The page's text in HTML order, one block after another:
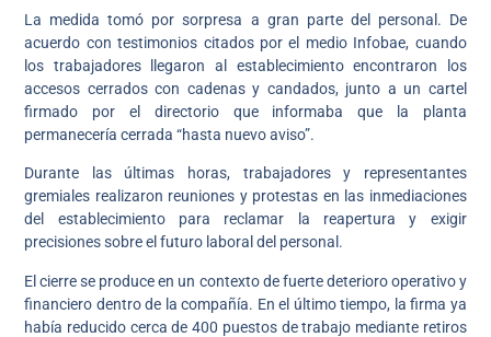
La medida tomó por sorpresa a gran parte del personal. De
acuerdo con testimonios citados por el medio Infobae, cuando
los trabajadores llegaron al establecimiento encontraron los
accesos cerrados con cadenas y candados, junto a un cartel
firmado por el directorio que informaba que la planta
permanecería cerrada “hasta nuevo aviso”.
Durante las últimas horas, trabajadores y representantes
gremiales realizaron reuniones y protestas en las inmediaciones
del establecimiento para reclamar la reapertura y exigir
precisiones sobre el futuro laboral del personal.
El cierre se produce en un contexto de fuerte deterioro operativo y
financiero dentro de la compañía. En el último tiempo, la firma ya
había reducido cerca de 400 puestos de trabajo mediante retiros